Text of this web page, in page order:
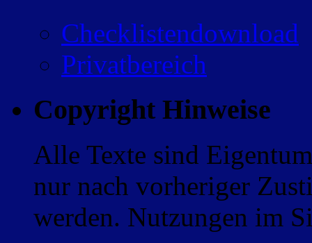
Checklistendownload
Privatbereich
Copyright Hinweise
Alle Texte sind
nur nach vorheriger
werden. Nutzungen im